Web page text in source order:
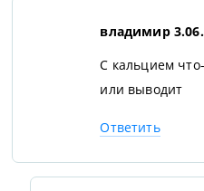
владимир
С кальцием
или выводит
Ответить